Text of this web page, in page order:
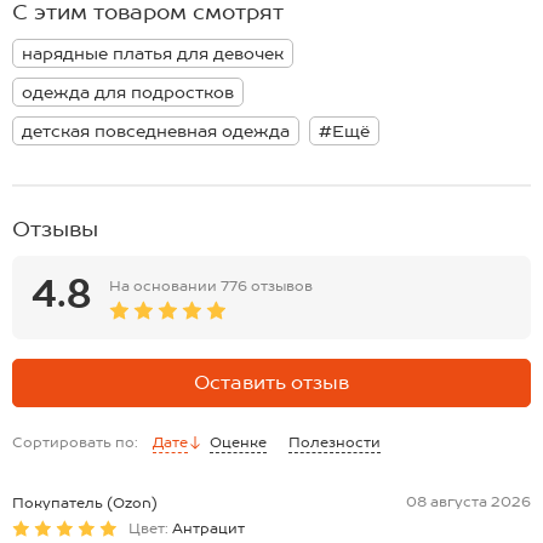
праздников. Однотонное платье отлично подойдет для осени,
последнего звонка и выпускного!
Размер 158: длина:87 см; ширина:41 см.
Размер 164: длина:90 см; ширина:42 см.
*замеры выборочные, могут незначительно отличаться.
С этим товаром смотрят
нарядные платья для девочек
одежда для подростков
детская повседневная одежда
#Ещё
Отзывы
4.8 На основании 776 отзывов
Оставить отзыв
Сортировать по: Дате Оценке Полезности
Покупатель (Ozon)
08 августа 2026
Цвет: Антрацит